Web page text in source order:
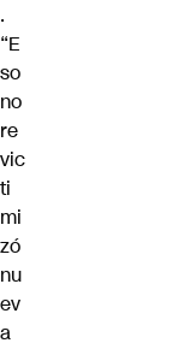
.
“E
so
no
re
vic
ti
mi
zó
nu
ev
a